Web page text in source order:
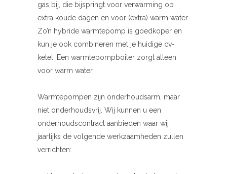
gas bij, die bijspringt voor verwarming op
extra koude dagen en voor (extra) warm water.
Zo’n hybride warmtepomp is goedkoper en
kun je ook combineren met je huidige cv-
ketel. Een warmtepompboiler zorgt alleen
voor warm water.
Warmtepompen zijn onderhoudsarm, maar
niet onderhoudsvrij. Wij kunnen u een
onderhoudscontract aanbieden waar wij
jaarlijks de volgende werkzaamheden zullen
verrichten: